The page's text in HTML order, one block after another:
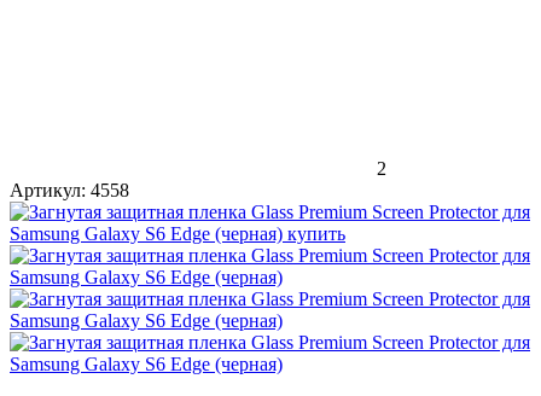
2
Артикул: 4558